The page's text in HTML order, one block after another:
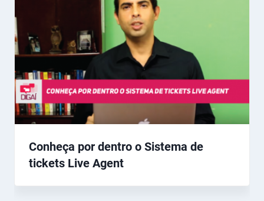
Conheça por dentro o Sistema de
tickets Live Agent